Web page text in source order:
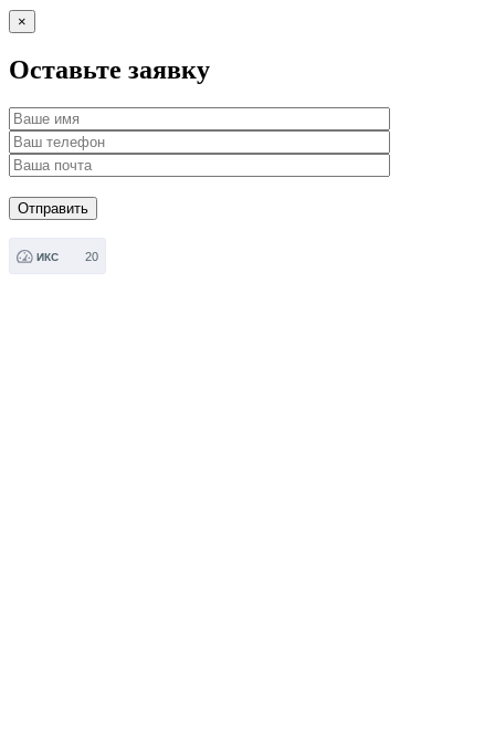
×
Оставьте заявку
ИКС 20